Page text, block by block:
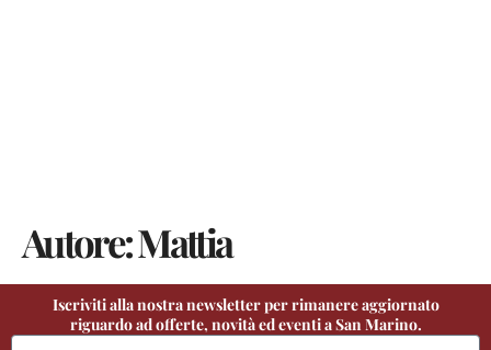
Autore:Mattia
Iscriviti alla nostra newsletter per rimanere aggiornato
riguardo ad offerte, novità ed eventi a San Marino.